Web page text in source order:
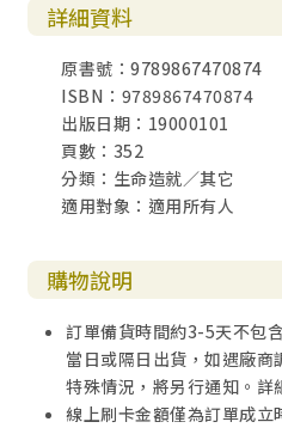
詳細資料
原書號：9789867470874
ISBN：9789867470874
出版日期：19000101
頁數：352
分類：生命造就／其它
適用對象：適用所有人
購物說明
訂單備貨時間約3-5天不包
當日或隔日出貨，如遇廠
特殊情況，將另行通知。詳
線上刷卡金額僅為訂單成立